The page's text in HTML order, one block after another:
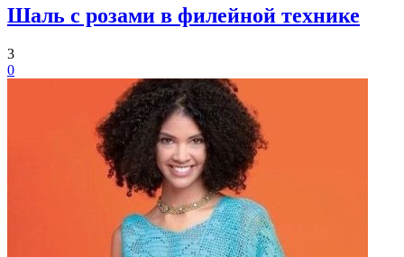
Шаль с розами в филейной технике
3
0